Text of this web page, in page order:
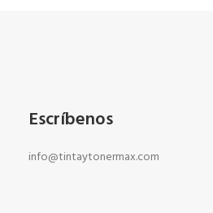
Escríbenos
info@tintaytonermax.com